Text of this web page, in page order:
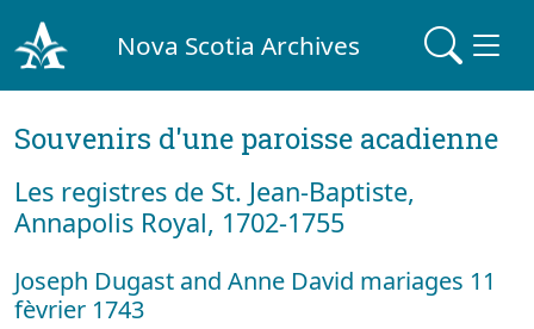
Nova Scotia Archives
Souvenirs d'une paroisse acadienne
Les registres de St. Jean-Baptiste,
Annapolis Royal, 1702-1755
Joseph Dugast and Anne David mariages 11
fèvrier 1743